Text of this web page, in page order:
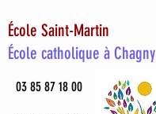
École Saint-Martin
École catholique à Chagny
03 85 87 18 00